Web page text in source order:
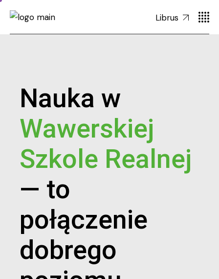
Librus
Nauka w
Wawerskiej
Szkole Realnej
— to
połączenie
dobrego